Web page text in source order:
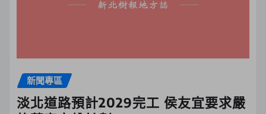
新聞專區
淡北道路預計2029完工 侯友宜要求嚴